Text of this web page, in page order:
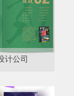
计公司